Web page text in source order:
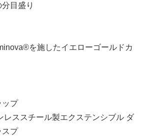
目盛り
を施したイエローゴールドカ
ップ
レススチール製エクステンシブル ダ
スプ